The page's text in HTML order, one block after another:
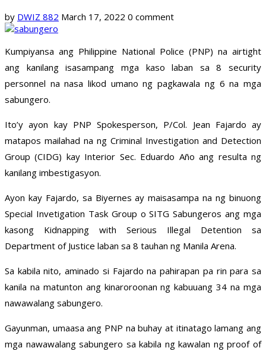
by DWIZ 882 March 17, 2022 0 comment
Kumpiyansa ang Philippine National Police (PNP) na airtight
ang kanilang isasampang mga kaso laban sa 8 security
personnel na nasa likod umano ng pagkawala ng 6 na mga
sabungero.
Ito’y ayon kay PNP Spokesperson, P/Col. Jean Fajardo ay
matapos mailahad na ng Criminal Investigation and Detection
Group (CIDG) kay Interior Sec. Eduardo Año ang resulta ng
kanilang imbestigasyon.
Ayon kay Fajardo, sa Biyernes ay maisasampa na ng binuong
Special Invetigation Task Group o SITG Sabungeros ang mga
kasong Kidnapping with Serious Illegal Detention sa
Department of Justice laban sa 8 tauhan ng Manila Arena.
Sa kabila nito, aminado si Fajardo na pahirapan pa rin para sa
kanila na matunton ang kinaroroonan ng kabuuang 34 na mga
nawawalang sabungero.
Gayunman, umaasa ang PNP na buhay at itinatago lamang ang
mga nawawalang sabungero sa kabila ng kawalan ng proof of